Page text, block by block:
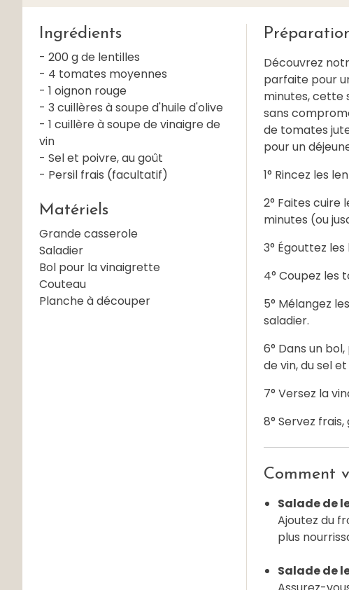
Ingrédients
- 200 g de lentilles
- 4 tomates moyennes
- 1 oignon rouge
- 3 cuillères à soupe d'huile d'olive
- 1 cuillère à soupe de vinaigre de
vin
- Sel et poivre, au goût
- Persil frais (facultatif)
Matériels
Grande casserole
Saladier
Bol pour la vinaigrette
Couteau
Planche à découper
Découvrez
parfaite pour
minutes, cette
sans
de tomates
pour un
1° Rincez les
2° Faites cuire
minutes (ou
3° Égouttez
4° Coupez les
5° Mélangez
saladier.
6° Dans un
de vin, du sel
7° Versez la
8° Servez
Comment
Salade de
Ajoutez du
plus
Salade de